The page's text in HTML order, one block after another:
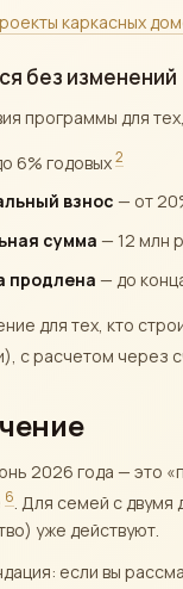
каркасных
без изменений
программы для
6% годовых 2
взнос — от
сумма — 12 млн
продлена — до
для тех, кто
с расчетом через
2026 года — это
6 . Для семей с
уже действуют.
если вы